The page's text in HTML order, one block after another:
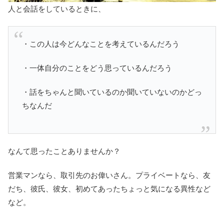
人と会話をしているときに、
・この人は今どんなことを考えているんだろう
・一体自分のことをどう思っているんだろう
・話をちゃんと聞いているのか聞いていないのかどっ
ちなんだ
なんて思ったことありませんか？
営業マンなら、取引先のお偉いさん。プライベートなら、友
だち、彼氏、彼女、初めてあったちょっと気になる異性など
など。